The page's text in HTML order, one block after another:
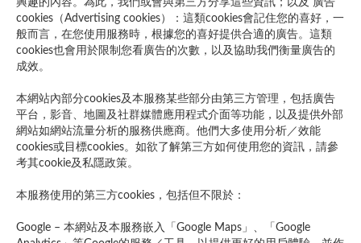
興趣的內容。為此，我們或會與第三方分享這些資訊；以及 廣告
cookies（Advertising cookies）：這類cookies會記住您的喜好，一
般而言，在您使用服務時，根據您的喜好提供合適的廣告。這類
cookies也會用於限制您看廣告的次數，以及協助我們衡量廣告的
成效。
本網站內部分cookies及本服務某些部分由第三方管理，包括廣告
平台，影音、地圖及社群媒體應用程式介面等功能，以及提供外部
網站如網站流量分析的服務供應商。他們大多使用分析／效能
cookies或目標cookies。如欲了解第三方如何使用您的資訊，請參
考其cookie及私隱政策。
本服務使用的第三方cookies，包括但不限於：
Google – 本網站及本服務嵌入「Google Maps」、「Google